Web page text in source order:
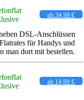
ab 34,98 €
DSL-Anschlüssen
für Handys und
man dort mit bestellen.
ab 14,99 €